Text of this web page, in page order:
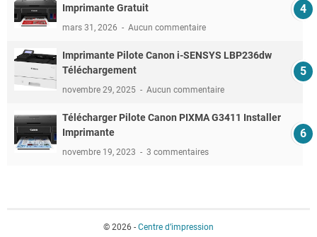
Imprimante Gratuit
mars 31, 2026 Aucun commentaire
Imprimante Pilote Canon i-SENSYS LBP236dw
Téléchargement
novembre 29, 2025 Aucun commentaire
Télécharger Pilote Canon PIXMA G3411 Installer
Imprimante
novembre 19, 2023 3 commentaires
© 2026 - Centre d’impression